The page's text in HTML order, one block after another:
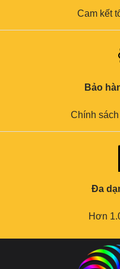
Cam kết
Bảo
Chính
Đa
Hơn